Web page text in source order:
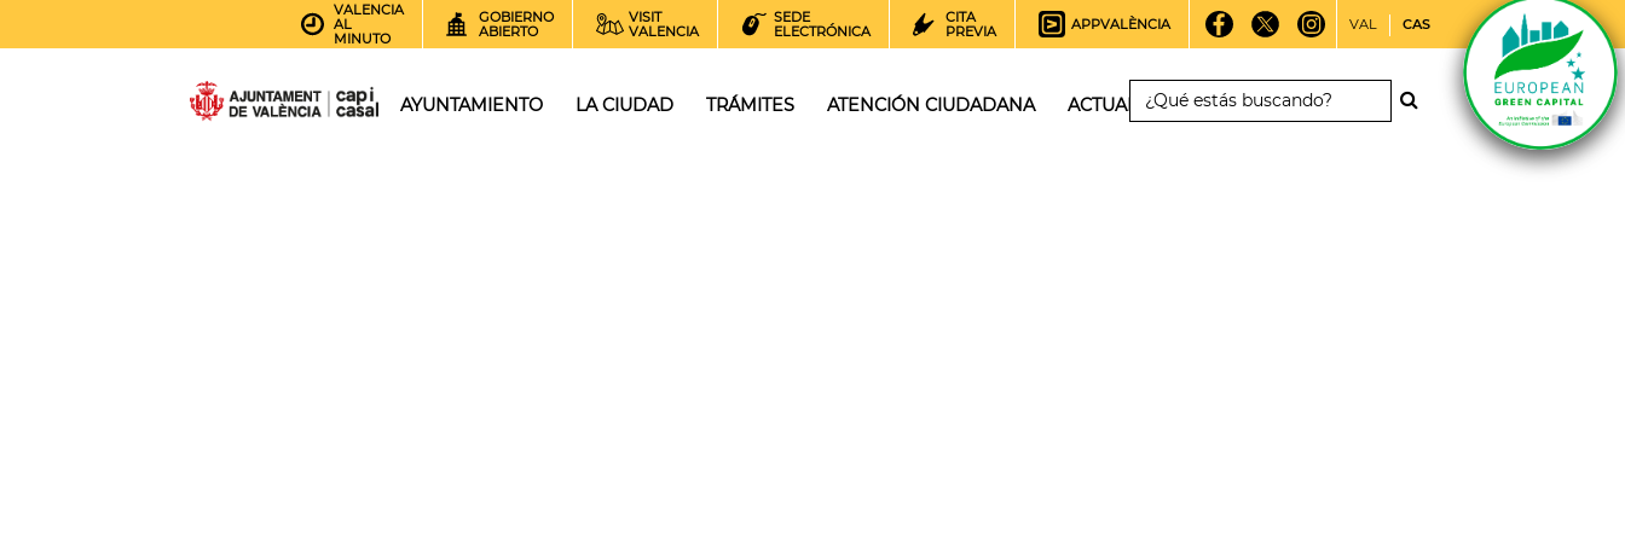
VALENCIA
AL
MINUTO
GOBIERNO
ABIERTO
VISIT
VALENCIA
SEDE
ELECTRÓNICA
CITA
PREVIA
APPVALÈNCIA VAL CAS
AYUNTAMIENTO LA CIUDAD TRÁMITES ATENCIÓN CIUDADANA ACTUALIDAD